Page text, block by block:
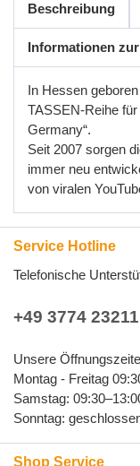
Beschreibung
Informationen
In Hessen
TASSEN-Reihe
Germany“.
Seit 2007 sorgen
immer neu
von viralen
Service Hotline
Telefonische
+49 3774 23211
Unsere
Montag - Freitag
Samstag:
Sonntag:
Shop Service